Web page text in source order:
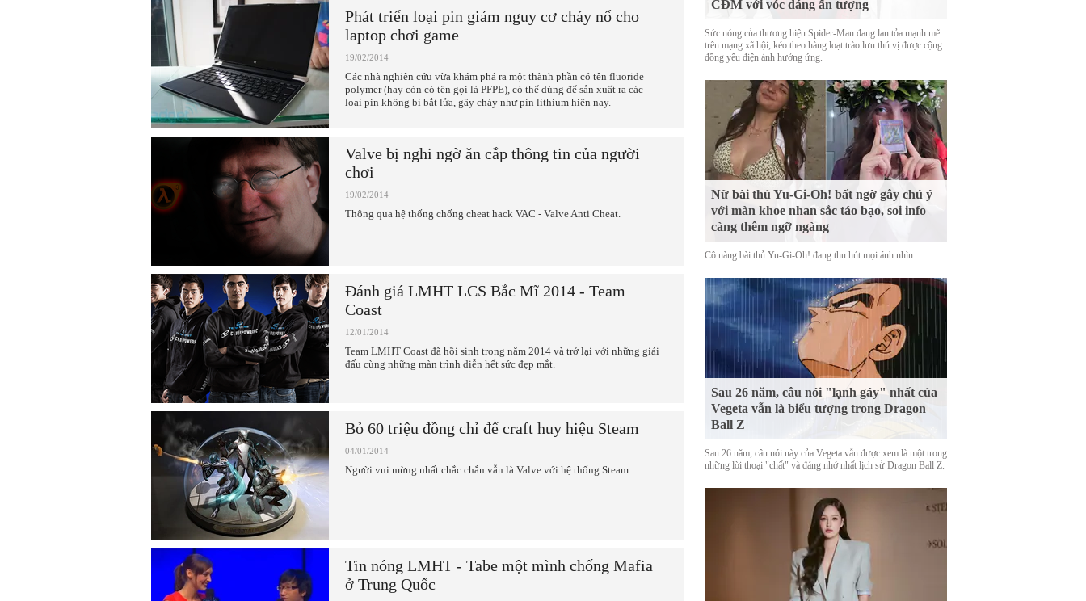
Phát triển loại pin giảm nguy cơ cháy nổ cho
laptop chơi game
19/02/2014
Các nhà nghiên cứu vừa khám phá ra một thành phần có tên fluoride
polymer (hay còn có tên gọi là PFPE), có thể dùng để sản xuất ra các
loại pin không bị bắt lửa, gây cháy như pin lithium hiện nay.
Valve bị nghi ngờ ăn cắp thông tin của người
chơi
19/02/2014
Thông qua hệ thống chống cheat hack VAC - Valve Anti Cheat.
Đánh giá LMHT LCS Bắc Mĩ 2014 - Team
Coast
12/01/2014
Team LMHT Coast đã hồi sinh trong năm 2014 và trở lại với những giải
đấu cùng những màn trình diễn hết sức đẹp mắt.
Bỏ 60 triệu đồng chỉ để craft huy hiệu Steam
04/01/2014
Người vui mừng nhất chắc chắn vẫn là Valve với hệ thống Steam.
Tin nóng LMHT - Tabe một mình chống Mafia
ở Trung Quốc
CĐM với vóc dáng ấn tượng
Sức nóng của thương hiệu Spider-Man đang lan tỏa mạnh mẽ
trên mạng xã hội, kéo theo hàng loạt trào lưu thú vị được cộng
đồng yêu điện ảnh hưởng ứng.
Nữ bài thủ Yu-Gi-Oh! bất ngờ gây chú ý
với màn khoe nhan sắc táo bạo, soi info
càng thêm ngỡ ngàng
Cô nàng bài thủ Yu-Gi-Oh! đang thu hút mọi ánh nhìn.
Sau 26 năm, câu nói "lạnh gáy" nhất của
Vegeta vẫn là biểu tượng trong Dragon
Ball Z
Sau 26 năm, câu nói này của Vegeta vẫn được xem là một trong
những lời thoại "chất" và đáng nhớ nhất lịch sử Dragon Ball Z.